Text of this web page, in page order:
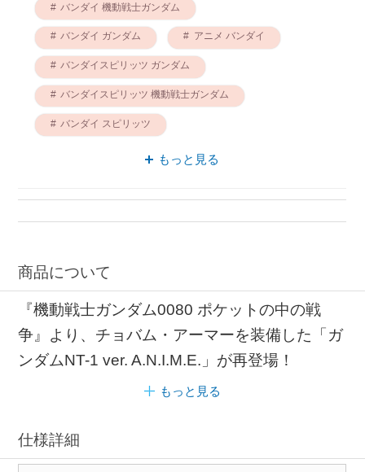
バンダイ 機動戦士ガンダム
バンダイ ガンダム アニメ バンダイ
バンダイスピリッツ ガンダム
バンダイスピリッツ 機動戦士ガンダム
バンダイ スピリッツ
アニメ 機動戦士ガンダム
もっと見る
商品について
『機動戦士ガンダム0080 ポケットの中の戦
争』より、チョバム・アーマーを装備した「ガ
ンダムNT-1 ver. A.N.I.M.E.」が再登場！
もっと見る
仕様詳細